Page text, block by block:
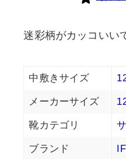
迷彩柄がカッコいい
中敷きサイズ
メーカーサイズ
靴カテゴリ
ブランド